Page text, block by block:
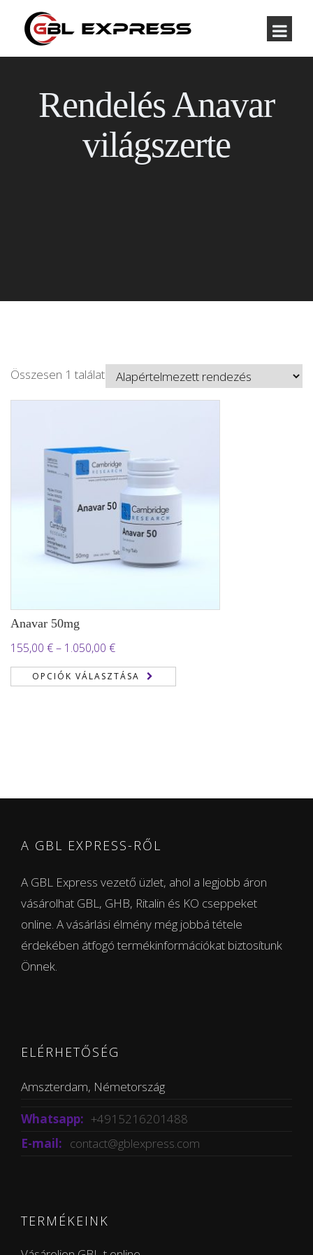
Rendelés Anavar
világszerte
Összesen 1 találat
Anavar 50mg
155,00 €– 1.050,00 €Ártartomány:
155,00 €
-
OPCIÓK VÁLASZTÁSA
A GBL EXPRESS-RŐL
A GBL Express vezető üzlet, ahol a legjobb áron
vásárolhat GBL, GHB, Ritalin és KO cseppeket
online. A vásárlási élmény még jobbá tétele
érdekében átfogó termékinformációkat biztosítunk
Önnek.
ELÉRHETŐSÉG
Amszterdam, Németország
Whatsapp: +4915216201488
E-mail: contact@gblexpress.com
TERMÉKEINK